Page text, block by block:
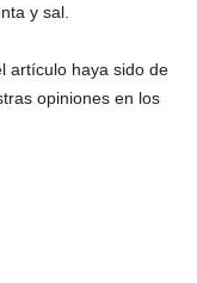
y sal.
artículo haya sido de
opiniones en los